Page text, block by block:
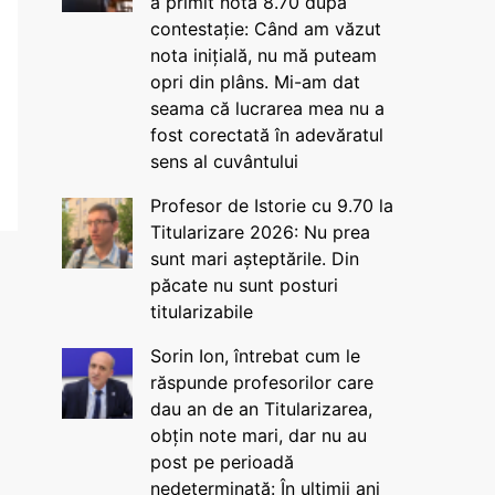
contestație: Când am văzut
nota inițială, nu mă puteam
opri din plâns. Mi-am dat
seama că lucrarea mea nu a
fost corectată în adevăratul
sens al cuvântului
Profesor de Istorie cu 9.70 la
Titularizare 2026: Nu prea
sunt mari așteptările. Din
păcate nu sunt posturi
titularizabile
Sorin Ion, întrebat cum le
răspunde profesorilor care
dau an de an Titularizarea,
obțin note mari, dar nu au
post pe perioadă
nedeterminată: În ultimii ani